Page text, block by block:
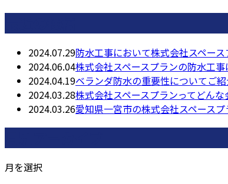
2024.07.29防水工事において株式会社スペー
2024.06.04株式会社スペースプランの防水工事
2024.04.19ベランダ防水の重要性についてご紹
2024.03.28株式会社スペースプランってどん
2024.03.26愛知県一宮市の株式会社スペース
月を選択